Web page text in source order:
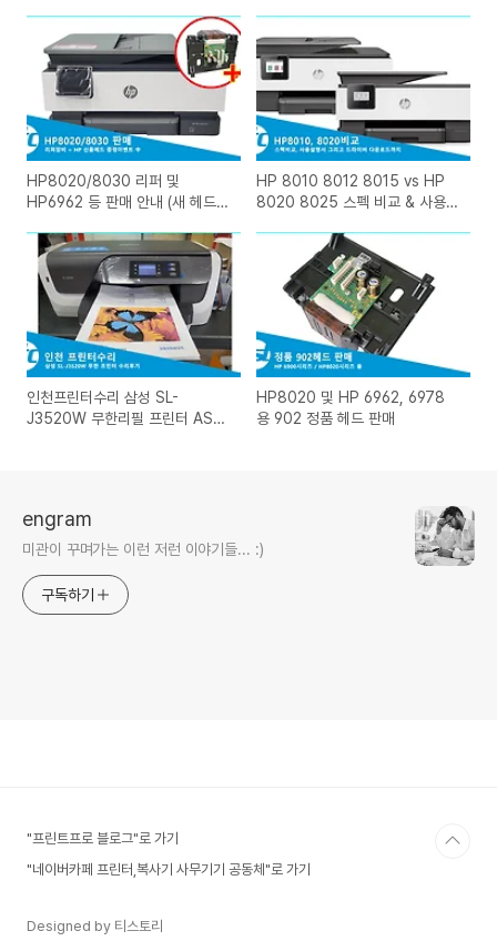
HP8020/8030 리퍼 및
HP6962 등 판매 안내 (새 헤드
HP 8010 8012 8015 vs HP
8020 8025 스펙 비교 & 사용설
인천프린터수리 삼성 SL-
J3520W 무한리필 프린터 AS
HP8020 및 HP 6962, 6978
용 902 정품 헤드 판매
engram
미관이 꾸며가는 이런 저런 이야기들... :)
구독하기
"프린트프로 블로그"로 가기
"네이버카페 프린터,복사기 사무기기 공동체"로 가기
Designed by 티스토리